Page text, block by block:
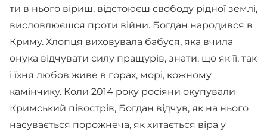
ти в нього віриш, відстоюєш свободу рідної землі,
висловлюєшся проти війни. Богдан народився в
Криму. Хлопця виховувала бабуся, яка вчила
онука відчувати силу пращурів, знати, що як її, так
і їхня любов живе в горах, морі, кожному
камінчику. Коли 2014 року росіяни окупували
Кримський півострів, Богдан відчув, як на нього
насувається порожнеча, як хитається віра у